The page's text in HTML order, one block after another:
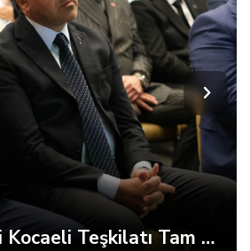
Anahtar Parti Kocaeli Teşkilatı Tam Kadro Toplandı